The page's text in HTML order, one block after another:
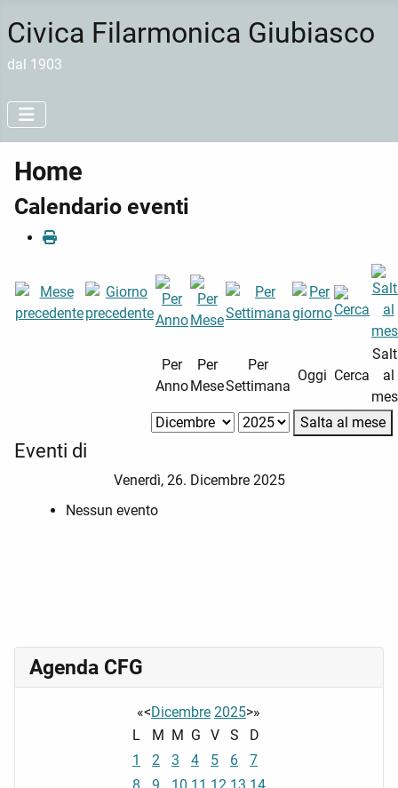
Civica Filarmonica Giubiasco
dal 1903
Home
Calendario eventi
Per
Anno
Per
Mese
Per
Settimana
Oggi Cerca
al
Salta al mese
Eventi di
Venerdì, 26. Dicembre 2025
Nessun evento
Agenda CFG
«<Dicembre 2025>»
L
M M G V S
D
1
2 3 4 5 6
7